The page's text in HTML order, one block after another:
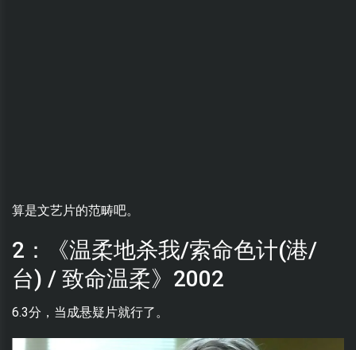
算是文艺片的范畴吧。
2：《温柔地杀我/索命色计(港/
台) / 致命温柔》2002
6.3分，当成悬疑片就行了。